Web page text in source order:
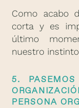
Como acabo
corta y es
último
nuestro
5.
PERSONA